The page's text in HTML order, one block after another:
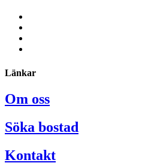
Länkar
Om oss
Söka bostad
Kontakt